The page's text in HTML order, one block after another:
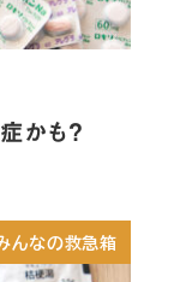
かも？
んなの救急箱